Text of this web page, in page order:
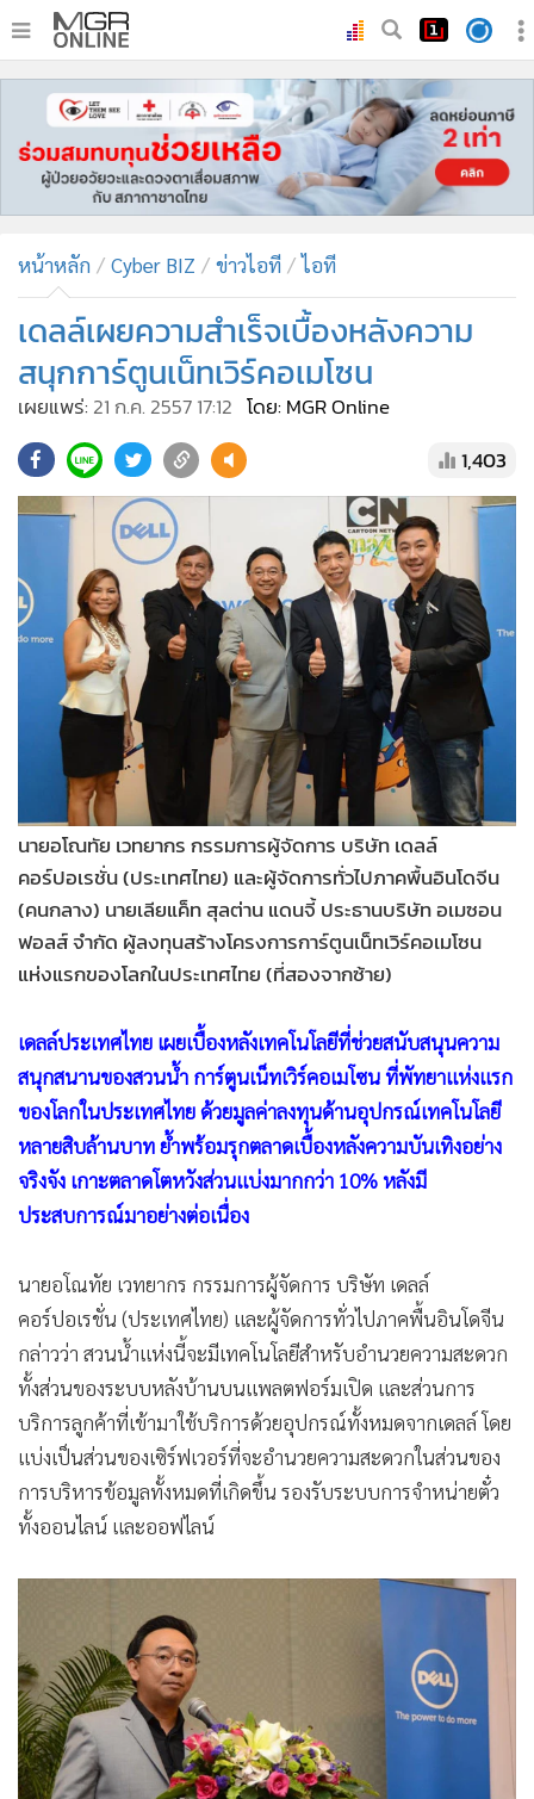
หน้าหลัก
ทันเหตุการณ์
• ภาคใต้
• บันเทิง
ผู้จัดการรายวัน
• คอลัมนิสต์
• ละคร
• Cyber BIZ
• ผู้จัดกวน
Good health & Well-being
•
Green Innovation & SD
• Management & HR
• MGR Live
Infographic
การเมือง
ท่องเที่ยว
• ต่างประเทศ
Special Scoop
• เศรษฐกิจ-ธุรกิจ
• จีน
• ชุมชน-คุณภาพชีวิต
• Motoring
• เกม
• วิทยาศาสตร์
• SMEs
กองทุนรวม
• Celeb Online
• Factcheck
• ญี่ปุ่น
• News1
• Gotomanager
หน้าหลัก Cyber BIZ ข่าวไอที ไอที
เดลล์เผยความสำเร็จเบื้องหลังความ
สนุกการ์ตูนเน็ทเวิร์คอเมโซน
เผยแพร่: 21 ก.ค. 2557 17:12 โดย: MGR Online
1,403
นายอโณทัย เวทยากร กรรมการผู้จัดการ บริษัท เดลล์
คอร์ปอเรชั่น (ประเทศไทย) และผู้จัดการทั่วไปภาคพื้นอินโดจีน
(คนกลาง) นายเลียแค็ท สุลต่าน แดนจี้ ประธานบริษัท อเมซอน
ฟอลส์ จำกัด ผู้ลงทุนสร้างโครงการการ์ตูนเน็ทเวิร์คอเมโซน
แห่งแรกของโลกในประเทศไทย (ที่สองจากซ้าย)
เดลล์ประเทศไทย เผยเบื้องหลังเทคโนโลยีที่ช่วยสนับสนุนความ
สนุกสนานของสวนน้ำ การ์ตูนเน็ทเวิร์คอเมโซน ที่พัทยาแห่งแรก
ของโลกในประเทศไทย ด้วยมูลค่าลงทุนด้านอุปกรณ์เทคโนโลยี
หลายสิบล้านบาท ย้ำพร้อมรุกตลาดเบื้องหลังความบันเทิงอย่าง
จริงจัง เกาะตลาดโตหวังส่วนแบ่งมากกว่า 10% หลังมี
ประสบการณ์มาอย่างต่อเนื่อง
นายอโณทัย เวทยากร กรรมการผู้จัดการ บริษัท เดลล์
คอร์ปอเรชั่น (ประเทศไทย) และผู้จัดการทั่วไปภาคพื้นอินโดจีน
กล่าวว่า สวนน้ำแห่งนี้จะมีเทคโนโลยีสำหรับอำนวยความสะดวก
ทั้งส่วนของระบบหลังบ้านบนแพลตฟอร์มเปิด และส่วนการ
บริการลูกค้าที่เข้ามาใช้บริการด้วยอุปกรณ์ทั้งหมดจากเดลล์ โดย
แบ่งเป็นส่วนของเซิร์ฟเวอร์ที่จะอำนวยความสะดวกในส่วนของ
การบริหารข้อมูลทั้งหมดที่เกิดขึ้น รองรับระบบการจำหน่ายตั๋ว
ทั้งออนไลน์ และออฟไลน์